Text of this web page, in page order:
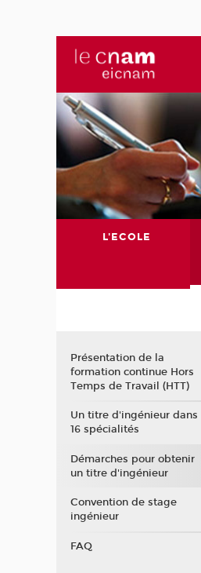
L'ECOLE
Présentation de la
formation continue Hors
Temps de Travail (HTT)
Un titre d'ingénieur dans
16 spécialités
Démarches pour obtenir
un titre d'ingénieur
Convention de stage
ingénieur
FAQ